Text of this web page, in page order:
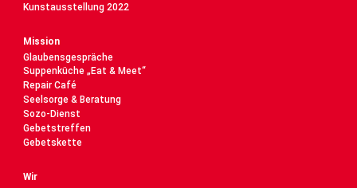
Kunstausstellung 2022
Mission
Glaubensgespräche
Suppenküche „Eat & Meet“
Repair Café
Seelsorge & Beratung
Sozo-Dienst
Gebetstreffen
Gebetskette
Wir